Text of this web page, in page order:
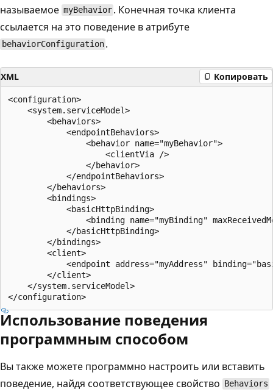
называемое myBehavior . Конечная точка клиента
ссылается на это поведение в атрибуте
behaviorConfiguration .
XML Копировать
<configuration>
    <system.serviceModel>
        <behaviors>
            <endpointBehaviors>
                <behavior name="myBehavior">
                    <clientVia />
                </behavior>
            </endpointBehaviors>
        </behaviors>
        <bindings>
            <basicHttpBinding>
<binding name="myBinding"
            </basicHttpBinding>
        </bindings>
        <client>
<endpoint address="myAddress"
        </client>
    </system.serviceModel>
Использование поведения
программным способом
Вы также можете программно настроить или вставить
поведение, найдя соответствующее свойство Behaviors